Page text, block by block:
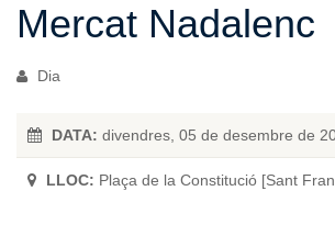
Mercat Nadalenc
Dia
DATA: divendres, 05 de desembre de
LLOC: Plaça de la Constitució [Sant